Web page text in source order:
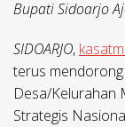
Bupati Sidoarjo
SIDOARJO,
terus
Desa/Kelurahan
Strategis